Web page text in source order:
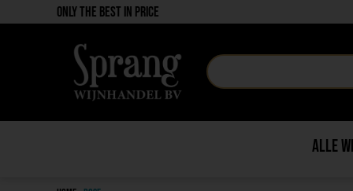
Only the best in price
Alle